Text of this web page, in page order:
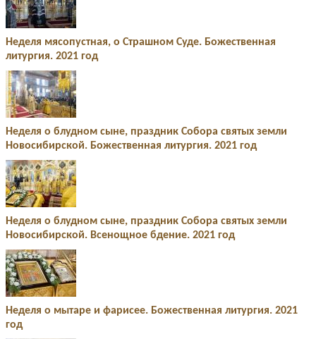
Неделя мясопустная, о Страшном Суде. Божественная
литургия. 2021 год
Неделя о блудном сыне, праздник Собора святых земли
Новосибирской. Божественная литургия. 2021 год
Неделя о блудном сыне, праздник Собора святых земли
Новосибирской. Всенощное бдение. 2021 год
Неделя о мытаре и фарисее. Божественная литургия. 2021
год